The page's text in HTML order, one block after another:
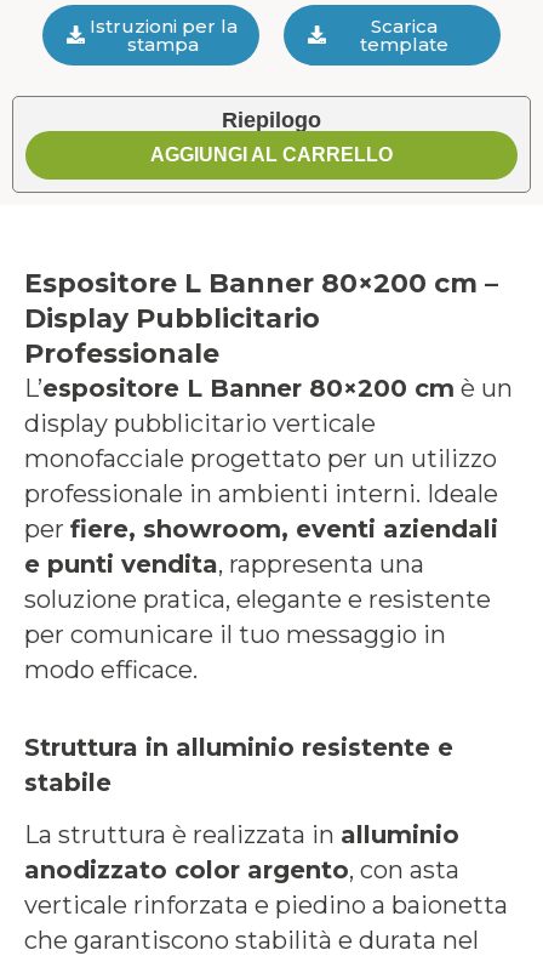
Istruzioni per la
stampa
Scarica
template
Riepilogo
AGGIUNGI AL CARRELLO
Espositore L Banner 80×200 cm –
Display Pubblicitario
Professionale
L’espositore L Banner 80×200 cm è un
display pubblicitario verticale
monofacciale progettato per un utilizzo
professionale in ambienti interni. Ideale
per fiere, showroom, eventi aziendali
e punti vendita, rappresenta una
soluzione pratica, elegante e resistente
per comunicare il tuo messaggio in
modo efficace.
Struttura in alluminio resistente e
stabile
La struttura è realizzata in alluminio
anodizzato color argento, con asta
verticale rinforzata e piedino a baionetta
che garantiscono stabilità e durata nel